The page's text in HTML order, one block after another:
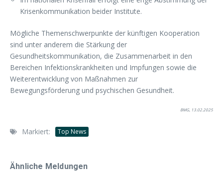
Krisenkommunikation beider Institute.
Mögliche Themenschwerpunkte der künftigen Kooperation
sind unter anderem die Stärkung der
Gesundheitskommunikation, die Zusammenarbeit in den
Bereichen Infektionskrankheiten und Impfungen sowie die
Weiterentwicklung von Maßnahmen zur
Bewegungsförderung und psychischen Gesundheit.
BMG, 13.02.2025
Markiert: Top News
Ähnliche Meldungen